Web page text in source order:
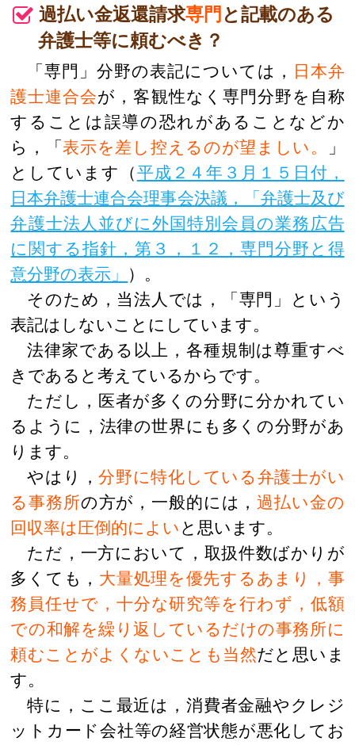
過払い金返還請求専門 と記載のある
弁護士等に頼むべき？
「専門」分野の表記については， 日本弁
護士連合会が，客観性なく専門分野を自称
することは誤導の恐れがあることなどか
ら，「表示を差し控えるのが望ましい。
」
としています（平成２４年３月１５日付，
日本弁護士連合会理事会決議，「弁護士及び
弁護士法人並びに外国特別会員の業務広告
に関する指針，第３，１２，専門分野と得
意分野の表示」
）。
そのため，当法人では，「専門」という
表記はしないことにしています。
法律家である以上，各種規制は尊重すべ
きであると考えているからです。
ただし，医者が多くの分野に分かれてい
るように，法律の世界にも多くの分野があ
ります。
やはり，分野に特化している弁護士がい
る事務所の方が，一般的には，過払い金の
回収率は圧倒的によい と思います。
ただ，一方において，取扱件数ばかりが
多くても， 大量処理を優先するあまり，事
務員任せで，十分な研究等を行わず，低額
での和解を繰り返しているだけの事務所に
頼むことがよくないことも当然だと思いま
す。
特に，ここ最近は，消費者金融やクレジ
ットカード会社等の経営状態が悪化してお